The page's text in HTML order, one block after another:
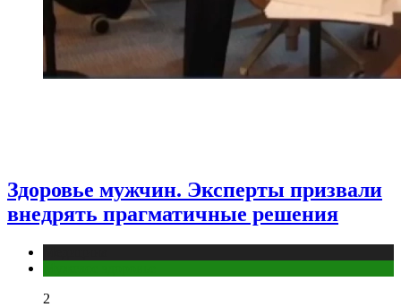
Здоровье мужчин. Эксперты призвали
внедрять прагматичные решения
2